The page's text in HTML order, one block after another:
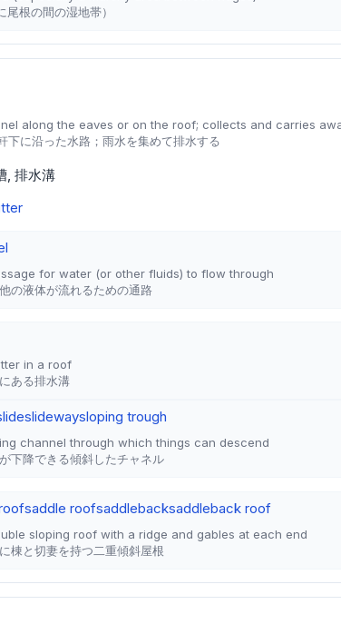
尾根の間の湿地帯）
along the eaves or on the roof; collects and carries
下に沿った水路；雨水を集めて排水する
排水溝
for water (or other fluids) to flow through
の液体が流れるための通路
in a roof
ある排水溝
slidewaysloping trough
channel through which things can descend
下降できる傾斜したチャネル
saddle roofsaddlebacksaddleback roof
sloping roof with a ridge and gables at each end
棟と切妻を持つ二重傾斜屋根